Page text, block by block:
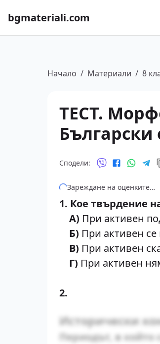
bgmateriali.com
Начало / Материали / 8
ТЕСТ.
Български
Сподели:
Зареждане на оценките…
1. Кое твърдение
А) При активен
Б) При активен
В) При активен
Г) При активен
2.
Исторически
Периодът, в който